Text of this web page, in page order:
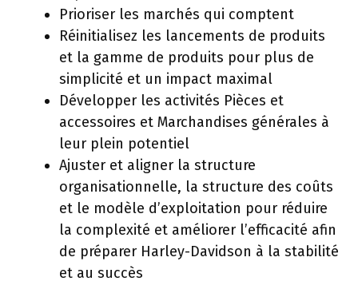
Prioriser les marchés qui comptent
Réinitialisez les lancements de produits
et la gamme de produits pour plus de
simplicité et un impact maximal
Développer les activités Pièces et
accessoires et Marchandises générales à
leur plein potentiel
Ajuster et aligner la structure
organisationnelle, la structure des coûts
et le modèle d’exploitation pour réduire
la complexité et améliorer l’efficacité afin
de préparer Harley-Davidson à la stabilité
et au succès